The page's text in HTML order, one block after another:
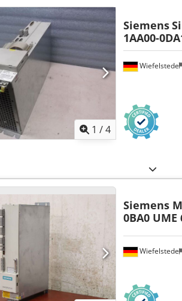
1 /4
Wiefelstede
Siemens
1AA00-
Wiefelstede
Siemens
0BA0 UME